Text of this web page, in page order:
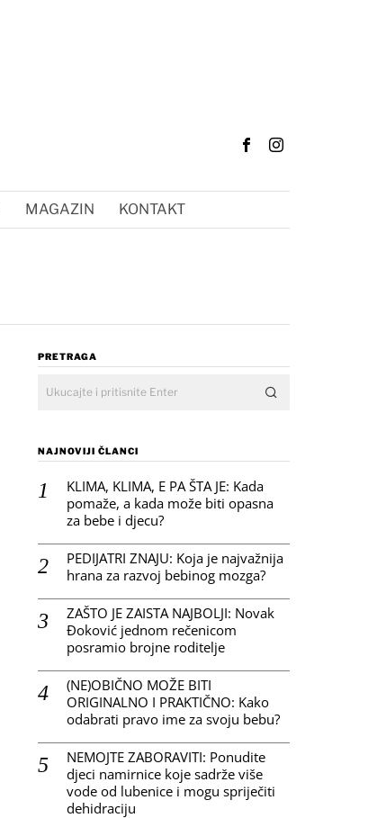
MAGAZIN KONTAKT
PRETRAGA
NAJNOVIJI ČLANCI
KLIMA, KLIMA, E PA ŠTA JE: Kada
pomaže, a kada može biti opasna
za bebe i djecu?
PEDIJATRI ZNAJU: Koja je najvažnija
hrana za razvoj bebinog mozga?
ZAŠTO JE ZAISTA NAJBOLJI: Novak
Đoković jednom rečenicom
posramio brojne roditelje
(NE)OBIČNO MOŽE BITI
ORIGINALNO I PRAKTIČNO: Kako
odabrati pravo ime za svoju bebu?
NEMOJTE ZABORAVITI: Ponudite
djeci namirnice koje sadrže više
vode od lubenice i mogu spriječiti
dehidraciju